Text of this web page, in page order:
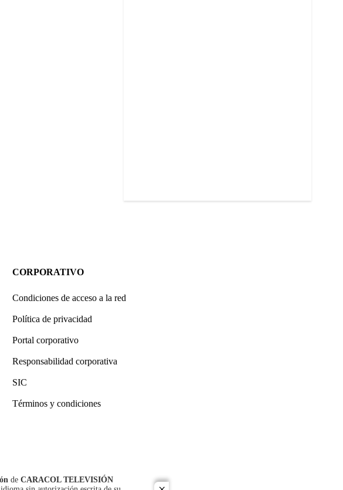
CORPORATIVO
Condiciones de acceso a la red
Política de privacidad
Portal corporativo
Responsabilidad corporativa
SIC
Términos y condiciones
de CARACOL TELEVISIÓN